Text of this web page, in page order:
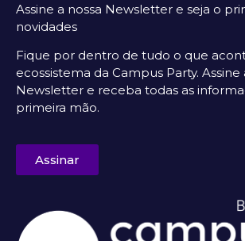
Assine a nossa Newsletter e seja o
novidades
Fique por dentro de tudo o que
ecossistema da Campus Party. Assine
Newsletter e receba todas as
primeira mão.
Assinar